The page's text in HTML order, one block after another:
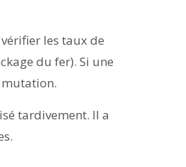
les taux de
du fer). Si une
mutation.
tardivement. Il a